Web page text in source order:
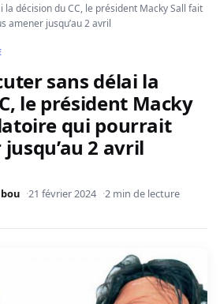
la décision du CC, le président Macky Sall fait
amener jusqu’au 2 avril
sans délai la
le président Macky
qui pourrait
2 avril
21 février 2024 2 min de lecture